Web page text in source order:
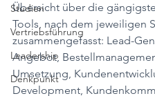
Studien
Vertriebsführung
Leadership
Denkpunkt
Übersicht über die
Tools, nach dem jeweiligen
zusammengefasst: Lead-
Angebot,
Umsetzung,
Development,